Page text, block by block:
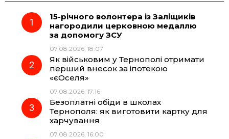
e
o
k
e
g
r
a
m
t
A
15-річного волонтера із Заліщиків
нагородили церковною медаллю
за допомогу ЗСУ
07.08.2026, 18:07
Як військовим у Тернополі отримати
перший внесок за іпотекою
«єОселя»
07.08.2026, 17:16
Безоплатні обіди в школах
Тернополя: як виготовити картку для
харчування
07.08.2026, 16:00